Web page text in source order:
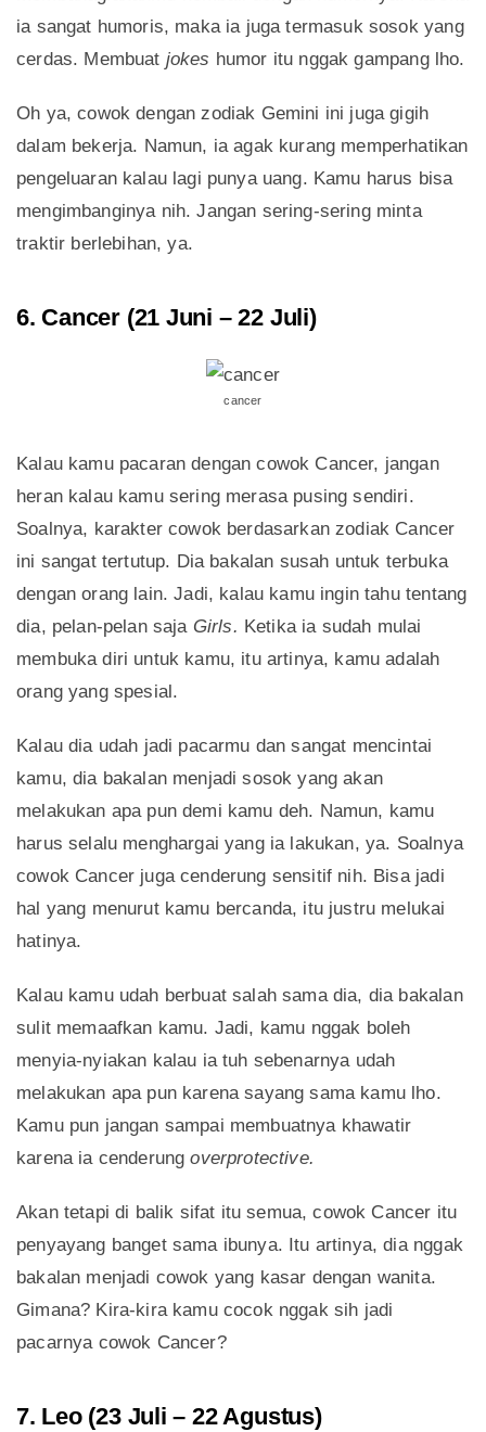
ia sangat humoris, maka ia juga termasuk sosok yang
cerdas. Membuat jokes humor itu nggak gampang lho.
Oh ya, cowok dengan zodiak Gemini ini juga gigih
dalam bekerja. Namun, ia agak kurang memperhatikan
pengeluaran kalau lagi punya uang. Kamu harus bisa
mengimbanginya nih. Jangan sering-sering minta
traktir berlebihan, ya.
6. Cancer (21 Juni – 22 Juli)
cancer
Kalau kamu pacaran dengan cowok Cancer, jangan
heran kalau kamu sering merasa pusing sendiri.
Soalnya, karakter cowok berdasarkan zodiak Cancer
ini sangat tertutup. Dia bakalan susah untuk terbuka
dengan orang lain. Jadi, kalau kamu ingin tahu tentang
dia, pelan-pelan saja Girls. Ketika ia sudah mulai
membuka diri untuk kamu, itu artinya, kamu adalah
orang yang spesial.
Kalau dia udah jadi pacarmu dan sangat mencintai
kamu, dia bakalan menjadi sosok yang akan
melakukan apa pun demi kamu deh. Namun, kamu
harus selalu menghargai yang ia lakukan, ya. Soalnya
cowok Cancer juga cenderung sensitif nih. Bisa jadi
hal yang menurut kamu bercanda, itu justru melukai
hatinya.
Kalau kamu udah berbuat salah sama dia, dia bakalan
sulit memaafkan kamu. Jadi, kamu nggak boleh
menyia-nyiakan kalau ia tuh sebenarnya udah
melakukan apa pun karena sayang sama kamu lho.
Kamu pun jangan sampai membuatnya khawatir
karena ia cenderungoverprotective.
Akan tetapi di balik sifat itu semua, cowok Cancer itu
penyayang banget sama ibunya. Itu artinya, dia nggak
bakalan menjadi cowok yang kasar dengan wanita.
Gimana? Kira-kira kamu cocok nggak sih jadi
pacarnya cowok Cancer?
7. Leo (23 Juli – 22 Agustus)